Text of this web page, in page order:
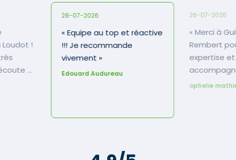
!
et
Il a
28-07-2026
« Equipe au top et réactive
!!! Je recommande
vivement »
Edouard Audureau
26-07-2026
« Merci à Guillaume
Rembert
expertise
apprécié
ophelie